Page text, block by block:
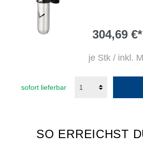
304,69 €*
je Stk / inkl.
sofort lieferbar
SO ERREICHST